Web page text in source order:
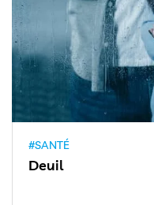
#SANTÉ
Deuil